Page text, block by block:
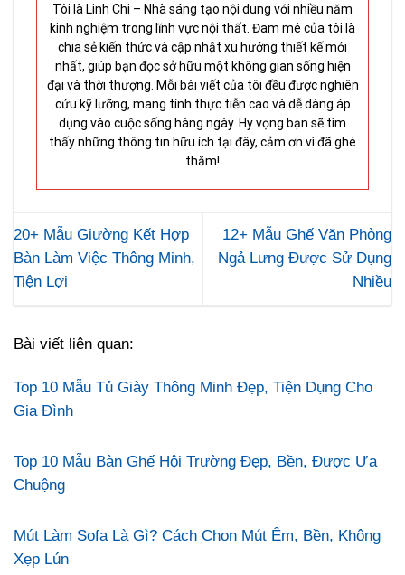
Tôi là Linh Chi – Nhà sáng tạo nội dung với nhiều năm
kinh nghiệm trong lĩnh vực nội thất. Đam mê của tôi là
chia sẻ kiến thức và cập nhật xu hướng thiết kế mới
nhất, giúp bạn đọc sở hữu một không gian sống hiện
đại và thời thượng. Mỗi bài viết của tôi đều được nghiên
cứu kỹ lưỡng, mang tính thực tiễn cao và dễ dàng áp
dụng vào cuộc sống hàng ngày. Hy vọng bạn sẽ tìm
thấy những thông tin hữu ích tại đây, cảm ơn vì đã ghé
thăm!
20+ Mẫu Giường Kết Hợp
Bàn Làm Việc Thông Minh,
Tiện Lợi
12+ Mẫu Ghế Văn Phòng
Ngả Lưng Được Sử Dụng
Nhiều
Bài viết liên quan:
Top 10 Mẫu Tủ Giày Thông Minh Đẹp, Tiện Dụng Cho
Gia Đình
Top 10 Mẫu Bàn Ghế Hội Trường Đẹp, Bền, Được Ưa
Chuộng
Mút Làm Sofa Là Gì? Cách Chọn Mút Êm, Bền, Không
Xẹp Lún